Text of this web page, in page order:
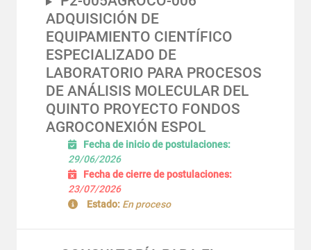
ADQUISICIÓN DE
EQUIPAMIENTO CIENTÍFICO
ESPECIALIZADO DE
LABORATORIO PARA PROCESOS
DE ANÁLISIS MOLECULAR DEL
QUINTO PROYECTO FONDOS
AGROCONEXIÓN ESPOL
Fecha de inicio de postulaciones:
29/06/2026
Fecha de cierre de postulaciones:
23/07/2026
Estado: En proceso